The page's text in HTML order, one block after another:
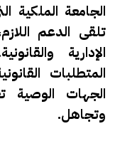
الجامعة
تلقى الدعم
الإدارية
الجهات الوصية
وتجاهل.